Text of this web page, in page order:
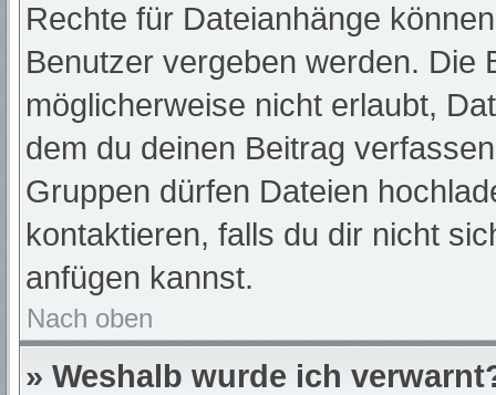
Rechte für Dateianhänge
Benutzer vergeben werden. Die
möglicherweise nicht erlaubt,
dem du deinen Beitrag
Gruppen dürfen Dateien
kontaktieren, falls du dir nicht
anfügen kannst.
Nach oben
» Weshalb wurde ich